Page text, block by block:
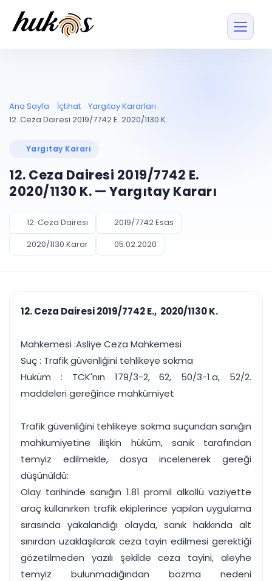
Entegrasyonu
UYAP ile otomatik
UYAP Evrak
Entegrasyonu
UETS Entegrasyonu
Tebligatları anında
Müvekkil ve taraf
Vekalet
PLANLAMA & TAKİP
Pano ve Takip
Duruşma ve görev
takvimi
Bildirim
Süreleri asla kaçırmayın
takibi
Tek panelde uçtan uca yönetim
UYAP & UETS entegrasyonundan finansa, hepsi bir arada.
Blog
Ücretsiz Başlayın Giriş Yap
Ana Sayfa İçtihat
Yargıtay Kararları
12. Ceza Dairesi 2019/7742 E. 2020/1130 K.
Yargıtay Kararı
12. Ceza Dairesi 2019/7742 E.
2020/1130 K. — Yargıtay Kararı
12. Ceza Dairesi
2019/7742 Esas
2020/1130 Karar
05.02.2020
12. Ceza Dairesi 2019/7742 E., 2020/1130 K.
Mahkemesi :Asliye Ceza Mahkemesi
Suç : Trafik güvenliğini tehlikeye sokma
Hüküm : TCK'nın 179/3-2, 62, 50/3-1.a, 52/2.
maddeleri gereğince mahkûmiyet
Trafik güvenliğini tehlikeye sokma suçundan sanığın
mahkumiyetine ilişkin hüküm, sanık tarafından
temyiz edilmekle, dosya incelenerek gereği
düşünüldü:
Olay tarihinde sanığın 1.81 promil alkollü vaziyette
araç kullanırken trafik ekiplerince yapılan uygulama
sırasında yakalandığı olayda, sanık hakkında alt
sınırdan uzaklaşılarak ceza tayin edilmesi gerektiği
gözetilmeden yazılı şekilde ceza tayini, aleyhe
temyiz bulunmadığından bozma nedeni